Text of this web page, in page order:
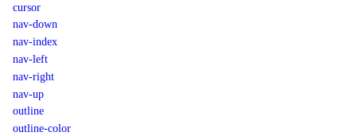
cursor
nav-down
nav-index
nav-left
nav-right
nav-up
outline
outline-color